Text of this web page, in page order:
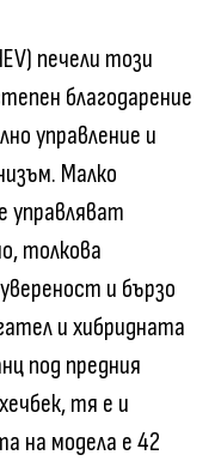
печели този
благодарение
управление и
Малко
управляват
толкова
и бързо
и хибридната
под предния
тя е и
на модела е 42